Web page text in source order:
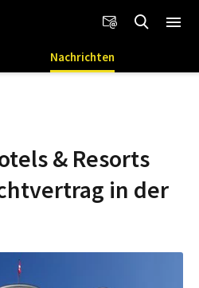
Nachrichten
& Resorts
in der